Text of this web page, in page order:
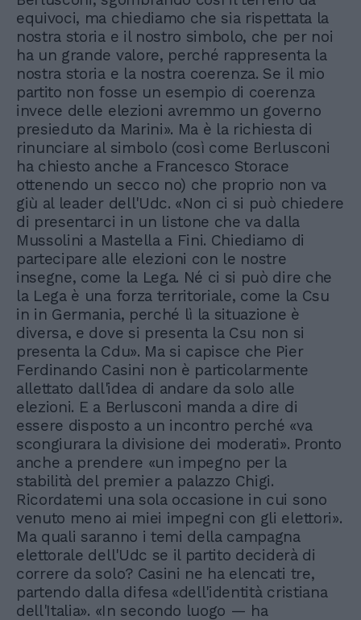
equivoci, ma chiediamo che sia rispettata la
nostra storia e il nostro simbolo, che per noi
ha un grande valore, perché rappresenta la
nostra storia e la nostra coerenza. Se il mio
partito non fosse un esempio di coerenza
invece delle elezioni avremmo un governo
presieduto da Marini». Ma è la richiesta di
rinunciare al simbolo (così come Berlusconi
ha chiesto anche a Francesco Storace
ottenendo un secco no) che proprio non va
giù al leader dell'Udc. «Non ci si può chiedere
di presentarci in un listone che va dalla
Mussolini a Mastella a Fini. Chiediamo di
partecipare alle elezioni con le nostre
insegne, come la Lega. Né ci si può dire che
la Lega è una forza territoriale, come la Csu
in in Germania, perché lì la situazione è
diversa, e dove si presenta la Csu non si
presenta la Cdu». Ma si capisce che Pier
Ferdinando Casini non è particolarmente
allettato dall'idea di andare da solo alle
elezioni. E a Berlusconi manda a dire di
essere disposto a un incontro perché «va
scongiurara la divisione dei moderati». Pronto
anche a prendere «un impegno per la
stabilità del premier a palazzo Chigi.
Ricordatemi una sola occasione in cui sono
venuto meno ai miei impegni con gli elettori».
Ma quali saranno i temi della campagna
elettorale dell'Udc se il partito deciderà di
correre da solo? Casini ne ha elencati tre,
partendo dalla difesa «dell'identità cristiana
dell'Italia». «In secondo luogo — ha